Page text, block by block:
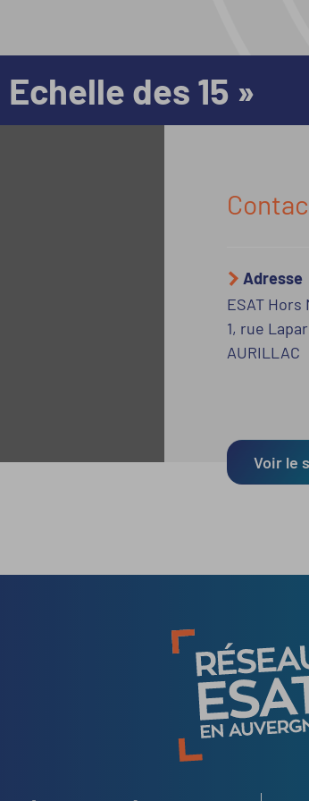
des 15 »
Adresse
ESAT Hors
1, rue
AURILLAC
Voir le